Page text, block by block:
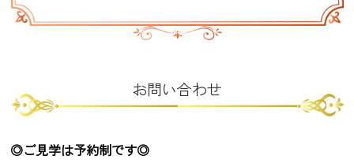
お問い合わせ
◎ご見学は予約制です◎